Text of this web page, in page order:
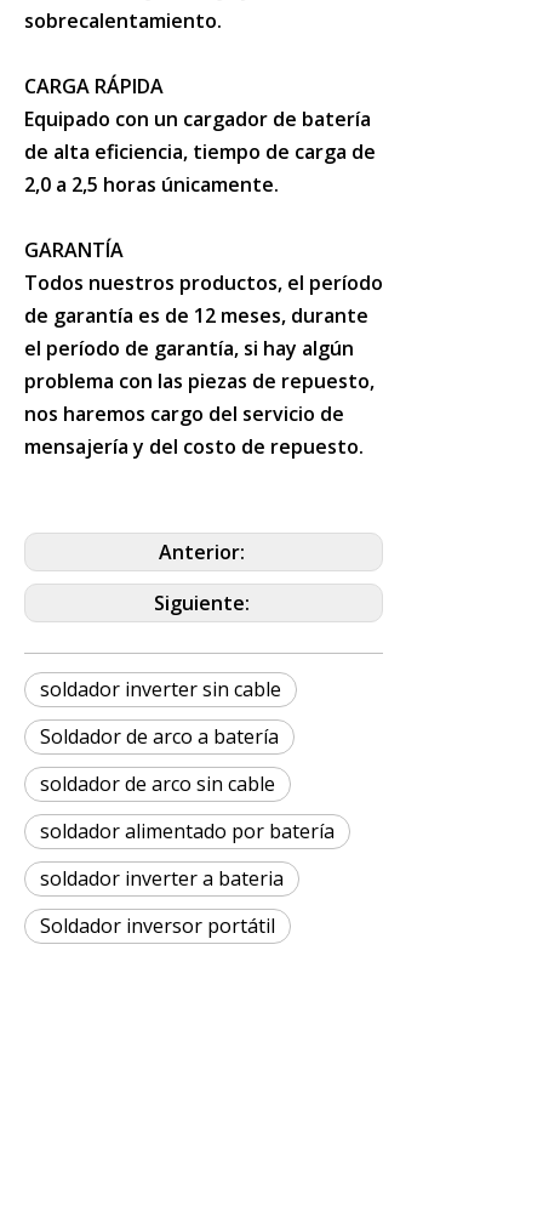
sobrecalentamiento.
CARGA RÁPIDA
Equipado con un cargador de batería
de alta eficiencia, tiempo de carga de
2,0 a 2,5 horas únicamente.
GARANTÍA
Todos nuestros productos, el período
de garantía es de 12 meses, durante
el período de garantía, si hay algún
problema con las piezas de repuesto,
nos haremos cargo del servicio de
mensajería y del costo de repuesto.
Anterior:
Siguiente:
soldador inverter sin cable
Soldador de arco a batería
soldador de arco sin cable
soldador alimentado por batería
soldador inverter a bateria
Soldador inversor portátil